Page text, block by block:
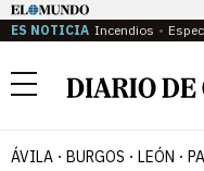
ES NOTICIA Incendios
Menú
ÁVILA BURGOS LEÓN